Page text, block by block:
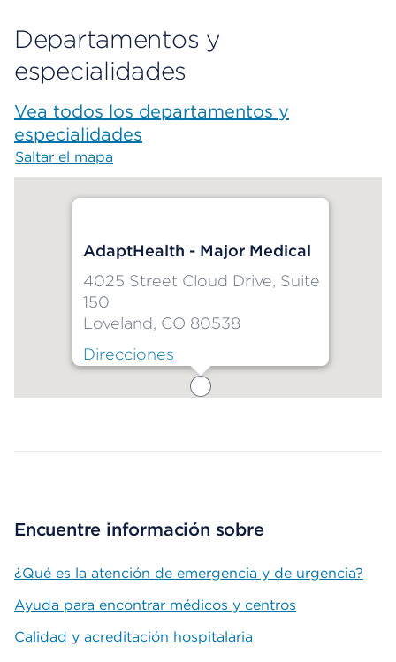
Departamentos y
especialidades
Vea todos los departamentos y
especialidades
Saltar el mapa
AdaptHealth - Major Medical
4025 Street Cloud Drive, Suite
150
Loveland, CO 80538
Direcciones
Encuentre información sobre
¿Qué es la atención de emergencia y de urgencia?
Ayuda para encontrar médicos y centros
Calidad y acreditación hospitalaria